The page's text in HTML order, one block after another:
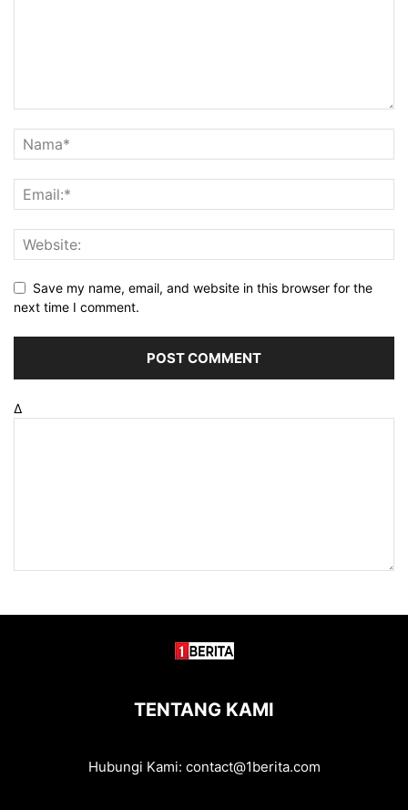
Save my name, email, and website in this browser for the
next time I comment.
Δ
TENTANG KAMI
Hubungi Kami: contact@1berita.com